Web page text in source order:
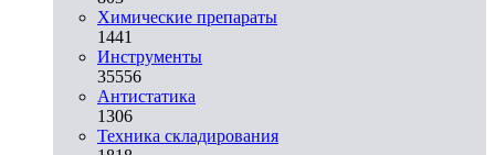
Химические препараты
1441
Инструменты
35556
Aнтистатика
1306
Техника складирования